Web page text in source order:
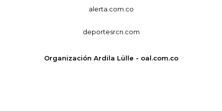
alerta.com.co
deportesrcn.com
Organización Ardila Lülle - oal.com.co